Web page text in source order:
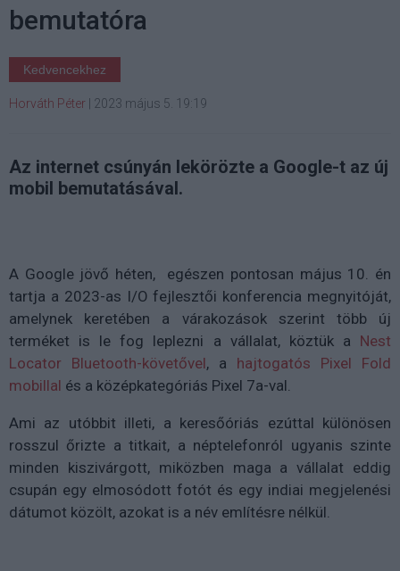
bemutatóra
Kedvencekhez
Horváth Péter 2023 május 5. 19:19
Az internet csúnyán lekörözte a Google-t az új
mobil bemutatásával.
A Google jövő héten, egészen pontosan május 10. én
tartja a 2023-as I/O fejlesztői konferencia megnyitóját,
amelynek keretében a várakozások szerint több új
terméket is le fog leplezni a vállalat, köztük a Nest
Locator Bluetooth-követővel, a hajtogatós Pixel Fold
mobillal és a középkategóriás Pixel 7a-val.
Ami az utóbbit illeti, a keresőóriás ezúttal különösen
rosszul őrizte a titkait, a néptelefonról ugyanis szinte
minden kiszivárgott, miközben maga a vállalat eddig
csupán egy elmosódott fotót és egy indiai megjelenési
dátumot közölt, azokat is a név említésre nélkül.